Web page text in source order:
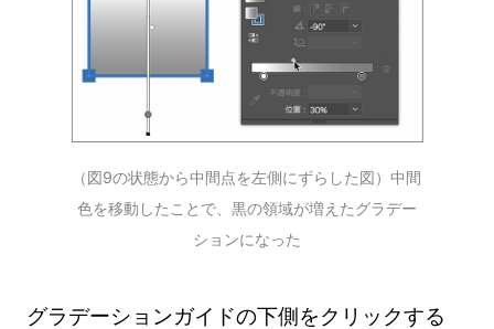
（図9の状態から中間点を左側にずらした図）中間
色を移動したことで、黒の領域が増えたグラデー
ションになった
グラデーションガイドの下側をクリックする